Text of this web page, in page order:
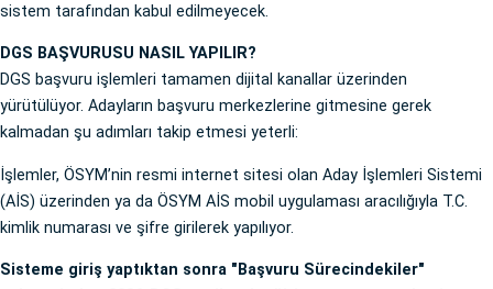
sistem tarafından kabul edilmeyecek.
DGS BAŞVURUSU NASIL YAPILIR?
DGS başvuru işlemleri tamamen dijital kanallar üzerinden
yürütülüyor. Adayların başvuru merkezlerine gitmesine gerek
kalmadan şu adımları takip etmesi yeterli:
İşlemler, ÖSYM’nin resmi internet sitesi olan Aday İşlemleri Sistemi
(AİS) üzerinden ya da ÖSYM AİS mobil uygulaması aracılığıyla T.C.
kimlik numarası ve şifre girilerek yapılıyor.
Sisteme giriş yaptıktan sonra "Başvuru Sürecindekiler"